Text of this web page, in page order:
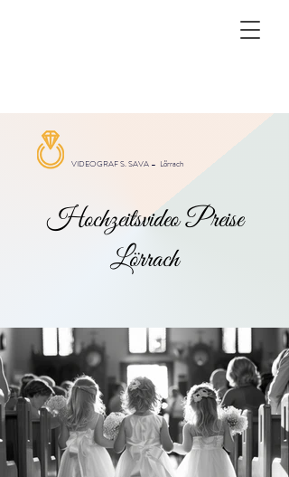
VIDEOGRAF S. SAVA – Lörrach
Hochzeitsvideo Preise
Lörrach